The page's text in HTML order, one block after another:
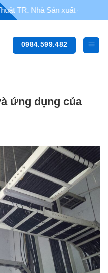
Nhà Sản xuất - Thi công
0984.599.482
ứng dụng của